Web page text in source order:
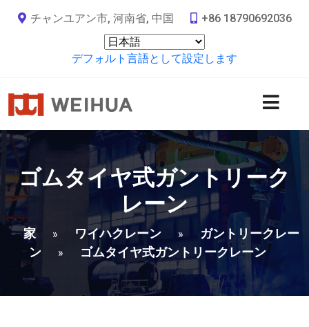
チャンユアン市, 河南省, 中国 +86 18790692036
デフォルト言語として設定します
ゴムタイヤ式ガントリーク
レーン
家 » ワイハクレーン »
ガントリークレー
ン
» ゴムタイヤ式ガントリークレーン